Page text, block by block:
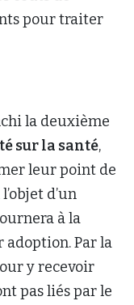
pour traiter
la deuxième
sur la santé,
leur point de
d’un
à la
adoption. Par la
y recevoir
pas liés par le